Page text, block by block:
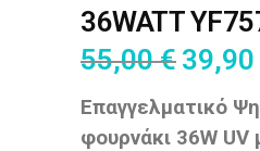
36WATT
55,00€ 39,90
Επαγγελματικό
φουρνάκι 36W